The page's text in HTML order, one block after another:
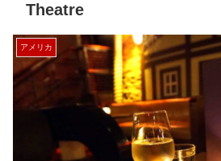
Theatre
アメリカ